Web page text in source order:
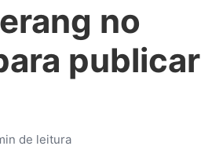
no
publicar
de leitura